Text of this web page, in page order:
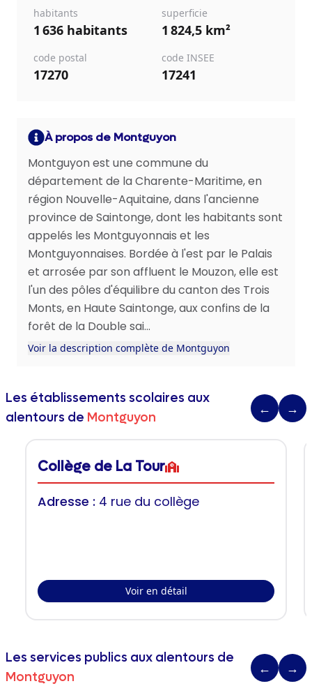
habitants
1 636 habitants
superficie
1 824,5 km²
code postal
17270
code INSEE
17241
À propos de Montguyon
Montguyon est une commune du
département de la Charente-Maritime, en
région Nouvelle-Aquitaine, dans l'ancienne
province de Saintonge, dont les habitants sont
appelés les Montguyonnais et les
Montguyonnaises. Bordée à l'est par le Palais
et arrosée par son affluent le Mouzon, elle est
l'un des pôles d'équilibre du canton des Trois
Monts, en Haute Saintonge, aux confins de la
forêt de la Double sai...
Voir la description complète de Montguyon
Les établissements scolaires aux
alentours de Montguyon
← →
Collège de La Tour
Adresse : 4 rue du collège
Voir en détail
Les services publics aux alentours de
Montguyon
← →